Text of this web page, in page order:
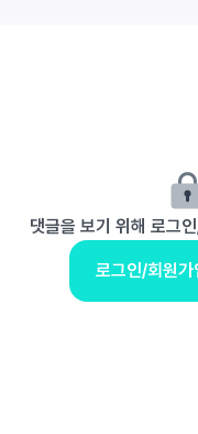
댓글을 보기 위해 로그
로그인/회원가